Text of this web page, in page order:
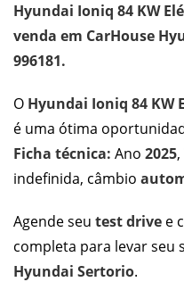
Hyundai Ioniq 84 KW
venda em CarHouse
996181.
O Hyundai Ioniq 84 KW
é uma ótima
Ficha técnica: Ano 2025,
indefinida, câmbio
Agende seu test drive e
completa para levar seu
Hyundai Sertorio.